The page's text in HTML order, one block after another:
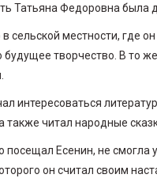
Татьяна Федоровна была
сельской местности, где
творчество. В то
интересоваться
также читал народные
Есенин, не смогла
он считал своим